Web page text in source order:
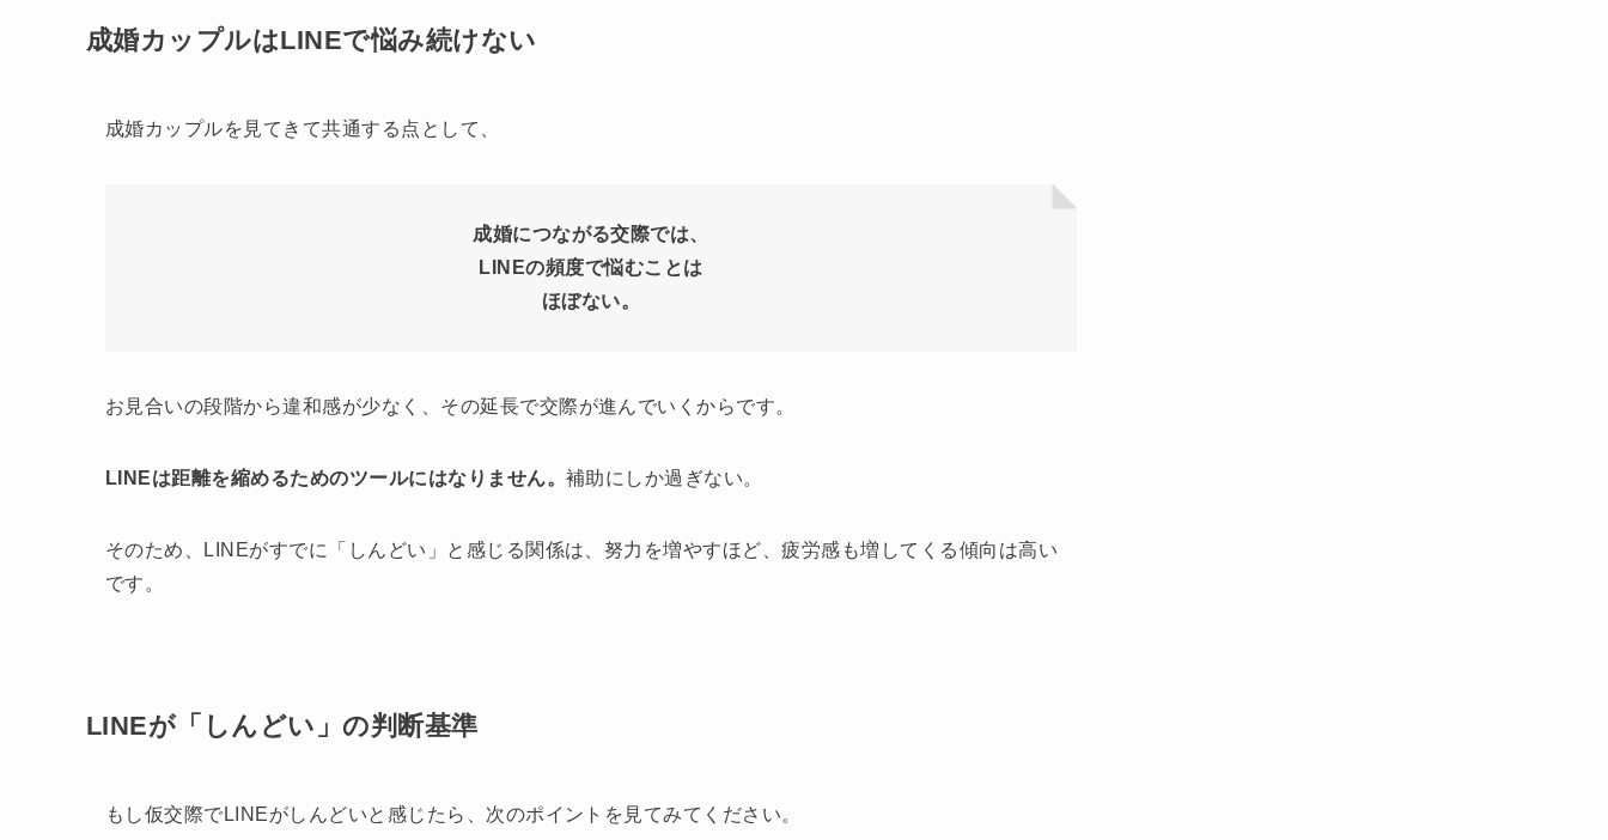
成婚カップルはLINEで悩み続けない
成婚カップルを見てきて共通する点として、
成婚につながる交際では、
LINEの頻度で悩むことは
ほぼない。
お見合いの段階から違和感が少なく、その延長で交際が進んでいくからです。
LINEは距離を縮めるためのツールにはなりません。 補助にしか過ぎない。
そのため、LINEがすでに「しんどい」と感じる関係は、努力を増やすほど、疲労感も増してくる傾向は高い
です。
LINEが「しんどい」の判断基準
もし仮交際でLINEがしんどいと感じたら、次のポイントを見てみてください。